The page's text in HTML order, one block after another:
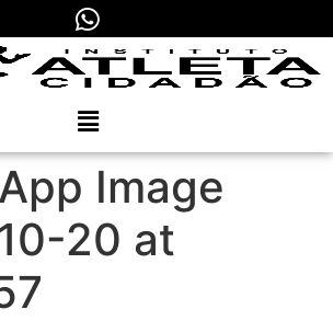
Image
20 at